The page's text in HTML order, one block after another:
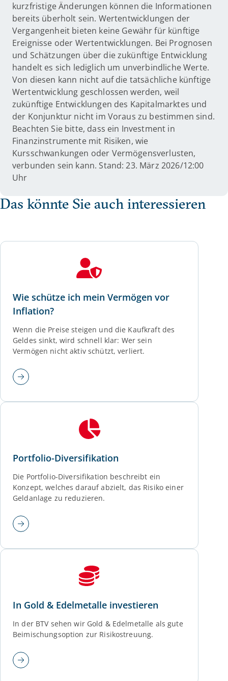
kurzfristige Änderungen können die Informationen
bereits überholt sein. Wertentwicklungen der
Vergangenheit bieten keine Gewähr für künftige
Ereignisse oder Wertentwicklungen. Bei Prognosen
und Schätzungen über die zukünftige Entwicklung
handelt es sich lediglich um unverbindliche Werte.
Von diesen kann nicht auf die tatsächliche künftige
Wertentwicklung geschlossen werden, weil
zukünftige Entwicklungen des Kapitalmarktes und
der Konjunktur nicht im Voraus zu bestimmen sind.
Beachten Sie bitte, dass ein Investment in
Finanzinstrumente mit Risiken, wie
Kursschwankungen oder Vermögensverlusten,
verbunden sein kann. Stand: 23. März 2026/12:00
Uhr
Das könnte Sie auch interessieren
Wie schütze ich mein Vermögen vor
Inflation?
Wenn die Preise steigen und die Kaufkraft des
Geldes sinkt, wird schnell klar: Wer sein
Vermögen nicht aktiv schützt, verliert.
Portfolio-Diversifikation
Die Portfolio-Diversifikation beschreibt ein
Konzept, welches darauf abzielt, das Risiko einer
Geldanlage zu reduzieren.
In Gold & Edelmetalle investieren
In der BTV sehen wir Gold & Edelmetalle als gute
Beimischungsoption zur Risikostreuung.